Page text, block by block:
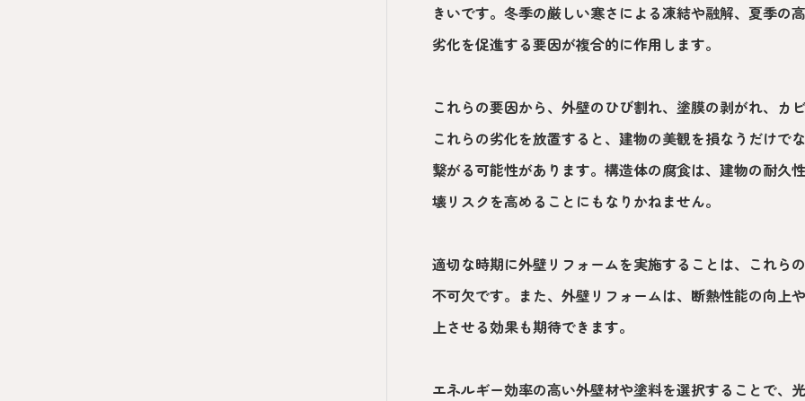
きいです。冬季の厳しい寒さによる凍結や融解、夏季の
劣化を促進する要因が複合的に作用します。
これらの要因から、外壁のひび割れ、塗膜の剥がれ、カ
これらの劣化を放置すると、建物の美観を損なうだけで
繋がる可能性があります。構造体の腐食は、建物の耐久
壊リスクを高めることにもなりかねません。
適切な時期に外壁リフォームを実施することは、これら
不可欠です。また、外壁リフォームは、断熱性能の向上
上させる効果も期待できます。
エネルギー効率の高い外壁材や塗料を選択することで、